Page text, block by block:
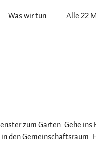
Was wir tun Alle 22
zum Garten. Gehe ins
den Gemeinschaftsraum.